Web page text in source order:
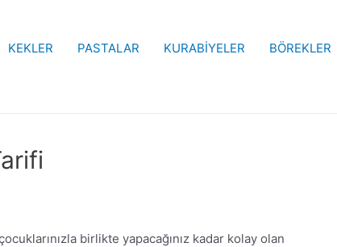
KEKLER PASTALAR KURABİYELER BÖREKLER
birlikte yapacağınız kadar kolay olan